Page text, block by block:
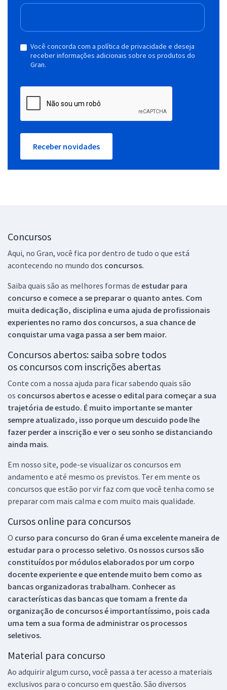
Você concorda com a política de privacidade e deseja
receber informações adicionais sobre os produtos do
Gran.
Receber novidades
Concursos
Aqui, no Gran, você fica por dentro de tudo o que está
acontecendo no mundo dos concursos.
Saiba quais são as melhores formas de estudar para
concurso e comece a se preparar o quanto antes. Com
muita dedicação, disciplina e uma ajuda de profissionais
experientes no ramo dos concursos, a sua chance de
conquistar uma vaga passa a ser bem maior.
Concursos abertos: saiba sobre todos
os concursos com inscrições abertas
Conte com a nossa ajuda para ficar sabendo quais são
os concursos abertos e acesse o edital para começar a sua
trajetória de estudo. É muito importante se manter
sempre atualizado, isso porque um descuido pode lhe
fazer perder a inscrição e ver o seu sonho se distanciando
ainda mais.
Em nosso site, pode-se visualizar os concursos em
andamento e até mesmo os previstos. Ter em mente os
concursos que estão por vir faz com que você tenha como se
preparar com mais calma e com muito mais qualidade.
Cursos online para concursos
O curso para concurso do Gran é uma excelente maneira de
estudar para o processo seletivo. Os nossos cursos são
constituídos por módulos elaborados por um corpo
docente experiente e que entende muito bem como as
bancas organizadoras trabalham. Conhecer as
características das bancas que tomam a frente da
organização de concursos é importantíssimo, pois cada
uma tem a sua forma de administrar os processos
seletivos.
Material para concurso
Ao adquirir algum curso, você passa a ter acesso a materiais
exclusivos para o concurso em questão. São diversos